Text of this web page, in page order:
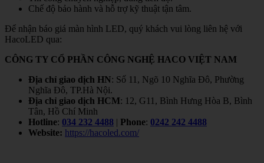
Chế độ bảo hành và hỗ trợ kỹ thuật tận tâm.
Để nhận báo giá màn hình LED, quý khách vui lòng liên hệ với
HacoLED qua:
CÔNG TY CỔ PHẦN CÔNG NGHỆ HACO VIỆT NAM
Địa chỉ giao dịch HN: Số 11, Ngõ 10 Nghĩa Đô, Phường
Nghĩa Đô, TP.Hà Nội.
Địa chỉ giao dịch HCM: 12, G11, Bình Hưng Hòa B, Bình
Tân, Hồ Chí Minh
Hotline: 034 232 4488 | Phone: 0242 242 4488
Website: https://hacoled.com/